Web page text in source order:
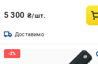
5 300 ₴/шт.
Доставимо